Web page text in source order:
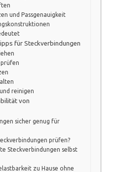
und Passgenauigkeit
für Steckverbindungen
prüfen
reinigen
von
sicher genug für
prüfen?
Steckverbindungen selbst
zu Hause ohne